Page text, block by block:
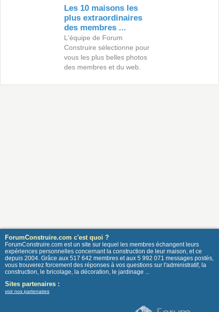
Les 10 maisons les
plus extraordinaires
des membres ...
L'équipe de Forum
Construire sélectionne pour
vous les plus belles photos
des membres et du web.
ForumConstruire.com c'est quoi ?
ForumConstruire.com est un site sur lequel les membres échangent leurs
expériences personnelles concernant la construction de leur maison, et ce
depuis 2004. Grâce aux 517 642 membres et aux 5 992 071 messages postés,
vous trouverez forcement des réponses à vos questions sur l'administratif, la
construction, le bricolage, la décoration, le jardinage ...
Sites partenaires :
voir nos partenaires